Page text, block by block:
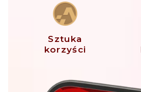
Sztuka
korzyści